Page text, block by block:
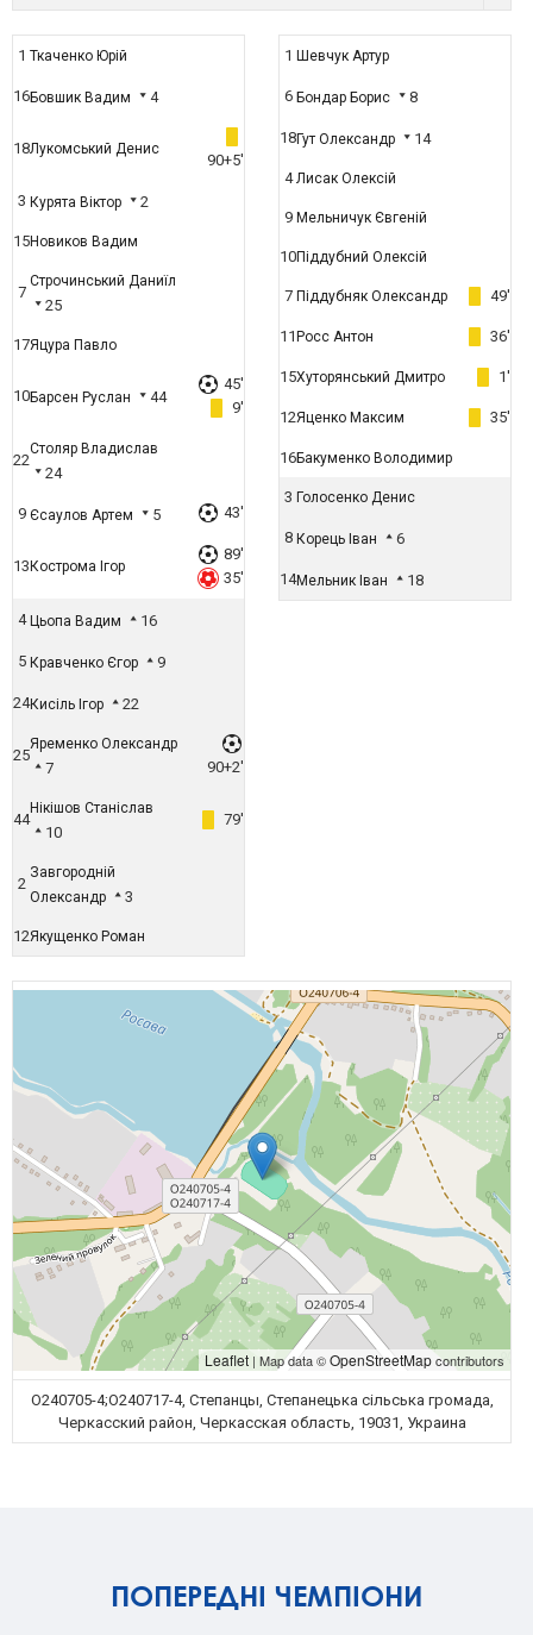
1 Ткаченко Юрій
16Бовшик Вадим 4
18Лукомський Денис
90+5'
3 Курята Віктор 2
15Новиков Вадим
7
Строчинський Даниїл
25
17Яцура Павло
10Барсен Руслан 44
45'
9'
22
Столяр Владислав
24
9 Єсаулов Артем 5 43'
13 Кострома Ігор
89'
35'
4 Цьопа Вадим 16
5 Кравченко Єгор 9
24Кисіль Ігор 22
25
Яременко Олександр
7 90+2'
44
Нікішов Станіслав
10
79'
2
Завгородній
Олександр
3
12Якущенко Роман
1 Шевчук Артур
6 Бондар Борис 8
18Гут Олександр 14
4 Лисак Олексій
9 Мельничук Євгеній
10Піддубний Олексій
7 Піддубняк Олександр 49'
11 Росс Антон 36'
15Хуторянський Дмитро 1'
12Яценко Максим 35'
16Бакуменко Володимир
3 Голосенко Денис
8 Корець Іван 6
14Мельник Іван 18
Leaflet | Map data ©OpenStreetMapcontributors
О240705-4;О240717-4, Степанцы, Степанецька сільська громада,
Черкасский район, Черкасская область, 19031, Украина
ПОПЕРЕДНІ ЧЕМПІОНИ